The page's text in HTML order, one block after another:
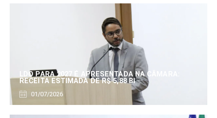
LDO PARA 2027 É APRESENTADA NA CÂMARA:
RECEITA ESTIMADA DE R$ 5,88 BI
01/07/2026